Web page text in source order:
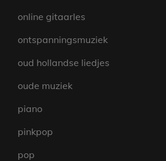
online gitaarles
ontspanningsmuziek
oud hollandse liedjes
oude muziek
piano
pinkpop
pop